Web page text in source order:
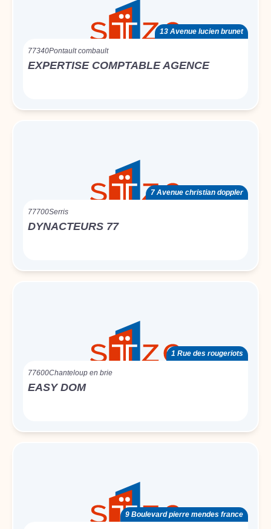
13 Avenue lucien brunet
77340Pontault combault
EXPERTISE COMPTABLE AGENCE
7 Avenue christian doppler
77700Serris
DYNACTEURS 77
1 Rue des rougeriots
77600Chanteloup en brie
EASY DOM
9 Boulevard pierre mendes france